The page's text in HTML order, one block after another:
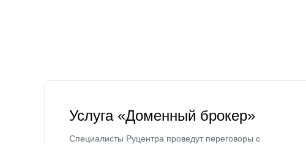
Услуга «Доменный брокер»
Специалисты Руцентра проведут переговоры с